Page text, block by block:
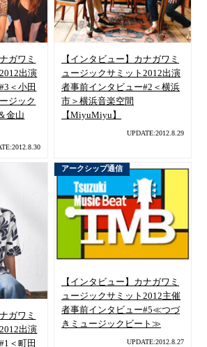
ガワミ
出演
＜小田
ジック
金山
【インタビュー】カナガワミ
ュージックサミット2012出演
者事前インタビュー#2＜横浜
市＞横浜音楽空間
【MiyuMiyu】
UPDATE:2012.8.29
ガワミ
出演
＜町田
アークシップ通信
【インタビュー】カナガワミ
ュージックサミット2012主催
者事前インタビュー#5≪つづ
きミュージックビート≫
UPDATE:2012.8.27